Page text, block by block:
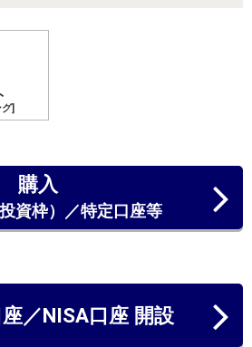
]
購入
資枠）／特定口座等
／NISA口座 開設